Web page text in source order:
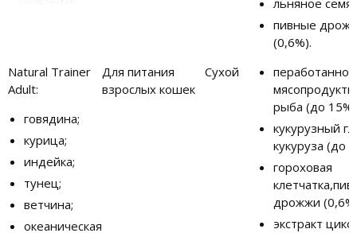
пивные
(0,6%).
Natural Trainer
Adult:
говядина;
курица;
индейка;
тунец;
ветчина;
океаническая
Для питания
взрослых кошек
Сухой
рыба (до 15%)
кукурузный
кукуруза (до
гороховая
дрожжи
экстракт